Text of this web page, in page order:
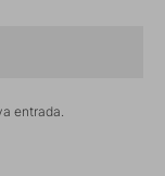
entrada.